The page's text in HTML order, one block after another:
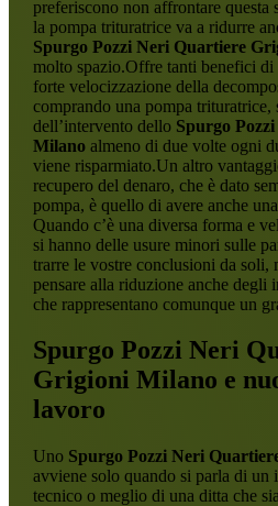
preferiscono non affrontare questa
la pompa trituratrice va a ridurre
Spurgo Pozzi Neri Quartiere
molto spazio.Offre tanti benefici di
forte velocizzazione della
comprando una pompa
dell’intervento dello Spurgo
Milanoalmeno di due volte ogni
viene risparmiato.Un altro
recupero del denaro, che è dato
pompa, è quello di avere anche
Quando c’è una diversa forma e
si hanno delle usure minori sulle
trarre le vostre conclusioni da soli,
pensare alla riduzione anche degli
che rappresentano comunque un
Spurgo Pozzi Neri
Grigioni Milano e
lavoro
Uno Spurgo Pozzi Neri
avviene solo quando si parla di un
tecnico o meglio di una ditta che